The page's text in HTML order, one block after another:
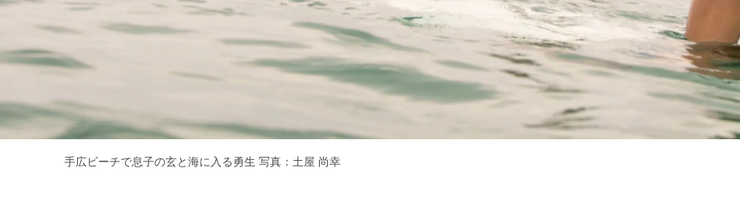
手広ビーチで息子の玄と海に入る勇生 写真：土屋 尚幸